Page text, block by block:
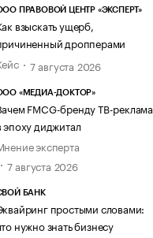
ПРАВОВОЙ ЦЕНТР «ЭКСПЕРТ»
взыскать ущерб,
дропперами
7 августа 2026
«МЕДИА-ДОКТОР»
FMCG-бренду ТВ-реклама
эпоху диджитал
эксперта
7 августа 2026
БАНК
простыми словами:
нужно знать бизнесу